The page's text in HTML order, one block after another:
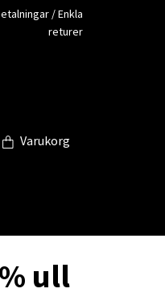
/ Enkla
returer
Varukorg
ull